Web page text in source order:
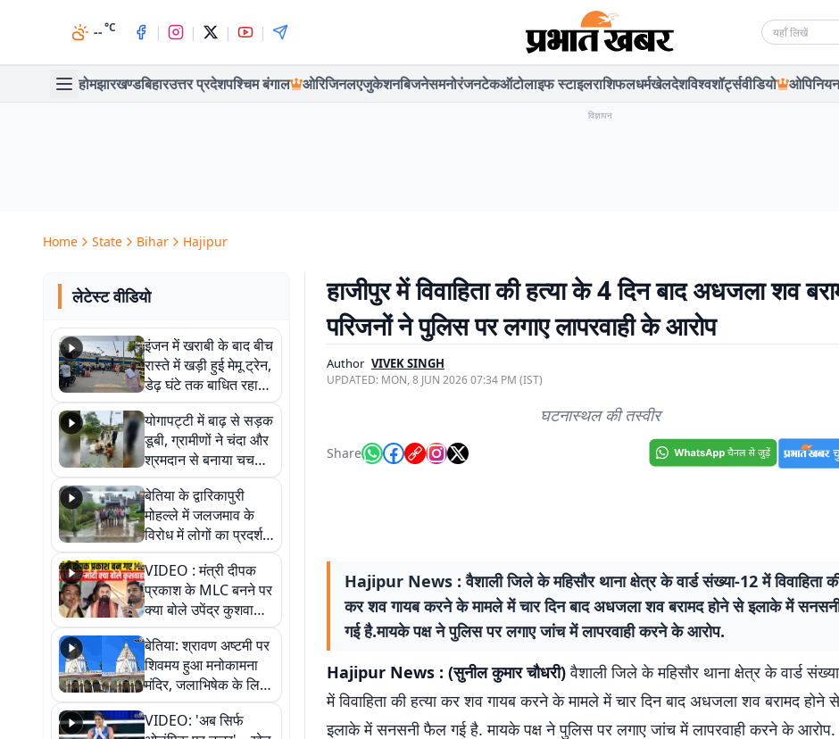
--°C | | | | Search news
होमझारखण्डबिहारउत्तर प्रदेशपश्चिम बंगाल ओरिजिनलएजुकेशनबिजनेसमनोरंजनटेकऑटोलाइफ स्टाइलराशिफलधर्मखेलदेशविश्वशॉर्ट्सवीडियो ओपिनियन
विज्ञापन
Home State Bihar Hajipur
लेटेस्ट वीडियो
इंजन में खराबी के बाद बीच
रास्ते में खड़ी हुई मेमू ट्रेन,
डेढ़ घंटे तक बाधित रहा
आवागमन
योगापट्टी में बाढ़ से सड़क
डूबी, ग्रामीणों ने चंदा और
श्रमदान से बनाया चचरी
पुल
बेतिया के द्वारिकापुरी
मोहल्ले में जलजमाव के
विरोध में लोगों का प्रदर्शन,
स्थायी समाधान की मांग
VIDEO : मंत्री दीपक
प्रकाश के MLC बनने पर
क्या बोले उपेंद्र कुशवाहा,
सुनिए
बेतिया: श्रावण अष्टमी पर
शिवमय हुआ मनोकामना
मंदिर, जलाभिषेक के लिए
लगी लंबी कतारें
VIDEO: 'अब सिर्फ
हाजीपुर में विवाहिता की हत्या के 4 दिन बाद अधजला शव
परिजनों ने पुलिस पर लगाए लापरवाही के आरोप
Author VIVEK SINGH
UPDATED: MON, 8 JUN 2026 07:34 PM (IST)
घटनास्थल की तस्वीर
Share
Hajipur News : वैशाली जिले के महिसौर थाना क्षेत्र के वार्ड संख्या-12 में विवाहिता
कर शव गायब करने के मामले में चार दिन बाद अधजला शव बरामद होने से इलाके में
गई है.मायके पक्ष ने पुलिस पर लगाए जांच में लापरवाही करने के आरोप.
Hajipur News : (सुनील कुमार चौधरी)वैशाली जिले के महिसौर थाना क्षेत्र के वार्ड
में विवाहिता की हत्या कर शव गायब करने के मामले में चार दिन बाद अधजला शव बरामद होने से
इलाके में सनसनी फैल गई है. मायके पक्ष ने पुलिस पर लगाए जांच में लापरवाही करने के आरोप.